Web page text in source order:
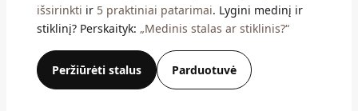
išsirinkti ir 5 praktiniai patarimai. Lygini medinį ir
stiklinį? Perskaityk: „Medinis stalas ar stiklinis?“
Peržiūrėti stalus Parduotuvė